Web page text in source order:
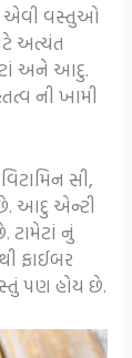
એવી વસ્તુઓ
અત્યંત
અને આદુ.
ની ખામી
સી,
છે. આદુ એન્ટી
ટામેટાં નું
ફાઈબર
પણ હોય છે.